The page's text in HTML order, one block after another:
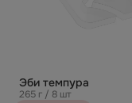
Эби темпура
265 г / 8 шт